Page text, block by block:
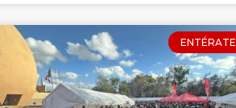
ENTÉRATE